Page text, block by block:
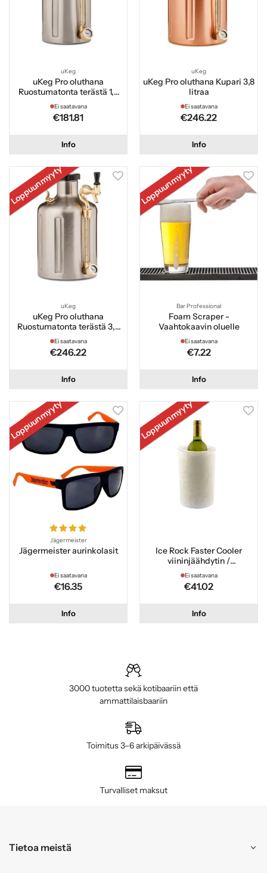
uKeg
uKeg Pro oluthana
Ruostumatonta terästä 1,9
litraa
Ei saatavana
€181.81
Info
uKeg
uKeg Pro oluthana Kupari 3,8
litraa
Ei saatavana
€246.22
Info
Loppuunmyyty
uKeg
uKeg Pro oluthana
Ruostumatonta terästä 3,8
litraa
Ei saatavana
€246.22
Info
Loppuunmyyty
Bar Professional
Foam Scraper -
Vaahtokaavin oluelle
Ei saatavana
€7.22
Info
Loppuunmyyty
Jägermeister
Jägermeister aurinkolasit
Ei saatavana
€16.35
Info
Loppuunmyyty
Ice Rock Faster Cooler
viininjäähdytin /
samppanjanjäähdytin
Ei saatavana
€41.02
Info
3000 tuotetta sekä kotibaariin että
ammattilaisbaariin
Toimitus 3–6 arkipäivässä
Turvalliset maksut
Tietoa meistä